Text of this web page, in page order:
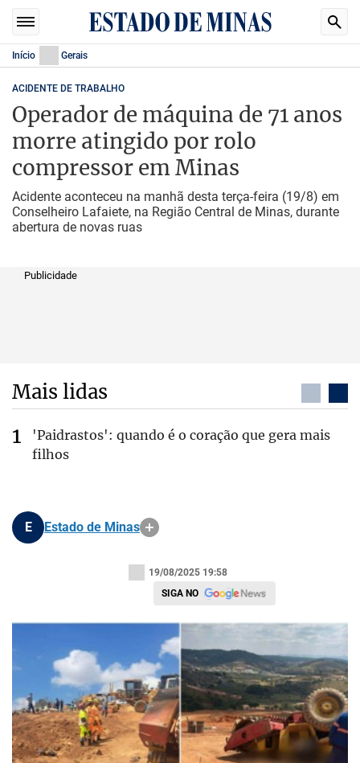
Início Gerais
ACIDENTE DE TRABALHO
Operador de máquina de 71 anos
morre atingido por rolo
compressor em Minas
Acidente aconteceu na manhã desta terça-feira (19/8) em
Conselheiro Lafaiete, na Região Central de Minas, durante
abertura de novas ruas
Publicidade
Mais lidas
'Paidrastos': quando é o coração que gera mais
filhos
E Estado de Minas
19/08/2025 19:58
SIGA NO